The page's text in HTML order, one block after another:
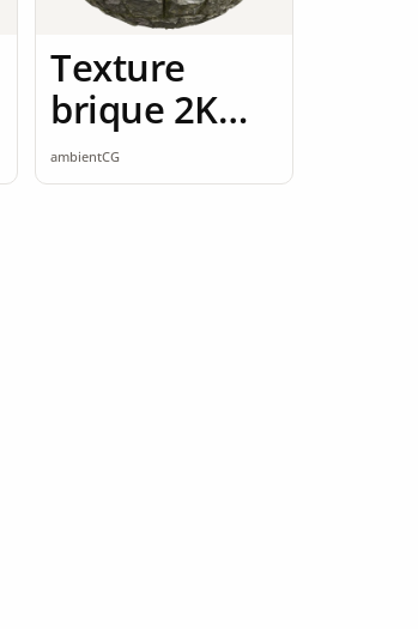
Texture
brique 2K
seamless
ambientCG